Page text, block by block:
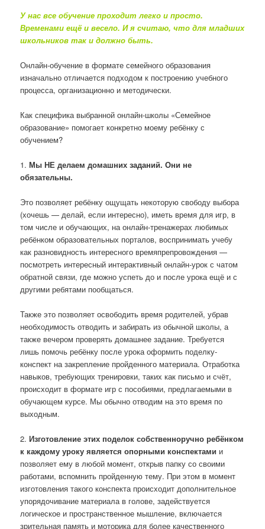
У нас все обучение проходит легко и просто.
Временами ещё и весело. И я считаю, что для младших
школьников так и должно быть.
Онлайн-обучение в формате семейного образования
изначально отличается подходом к построению учебного
процесса, организационно и методически.
Как специфика выбранной онлайн-школы «Семейное
образование» помогает конкретно моему ребёнку с
обучением?
1.Мы НЕ делаем домашних заданий. Они не
обязательны.
Это позволяет ребёнку ощущать некоторую свободу выбора
(хочешь — делай, если интересно), иметь время для игр, в
том числе и обучающих, на онлайн-тренажерах любимых
ребёнком образовательных порталов, воспринимать учебу
как разновидность интересного времяпрепровождения —
посмотреть интересный интерактивный онлайн-урок с чатом
обратной связи, где можно успеть до и после урока ещё и с
другими ребятами пообщаться.
Также это позволяет освободить время родителей, убрав
необходимость отводить и забирать из обычной школы, а
также вечером проверять домашнее задание. Требуется
лишь помочь ребёнку после урока оформить поделку-
конспект на закрепление пройденного материала. Отработка
навыков, требующих тренировки, таких как письмо и счёт,
происходит в формате игр с пособиями, предлагаемыми в
обучающем курсе. Мы обычно отводим на это время по
выходным.
2.Изготовление этих поделок собственноручно ребёнком
к каждому уроку является опорными конспектами и
позволяет ему в любой момент, открыв папку со своими
работами, вспомнить пройденную тему. При этом в момент
изготовления такого конспекта происходит дополнительное
упорядочивание материала в голове, задействуется
логическое и пространственное мышление, включается
зрительная память и моторика для более качественного